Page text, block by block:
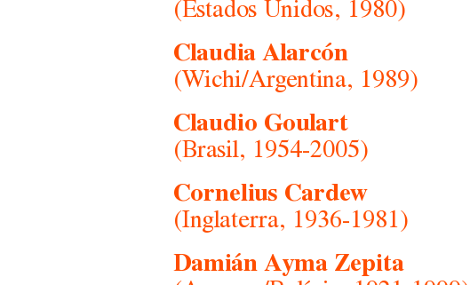
(Estados Unidos, 1980)
Claudia Alarcón
(Wichi/Argentina, 1989)
Claudio Goulart
(Brasil, 1954-2005)
Cornelius Cardew
(Inglaterra, 1936-1981)
Damián Ayma Zepita